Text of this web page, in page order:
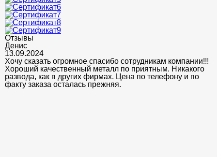
Отзывы
Денис
13.09.2024
Хочу сказать огромное спасибо сотрудникам компании!!!
Хороший качественный металл по приятным. Никакого
развода, как в других фирмах. Цена по телефону и по
факту заказа осталась прежняя.